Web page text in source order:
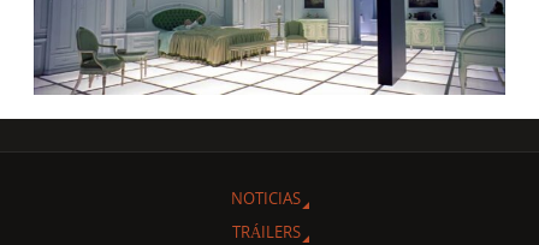
NOTICIAS
TRÁILERS